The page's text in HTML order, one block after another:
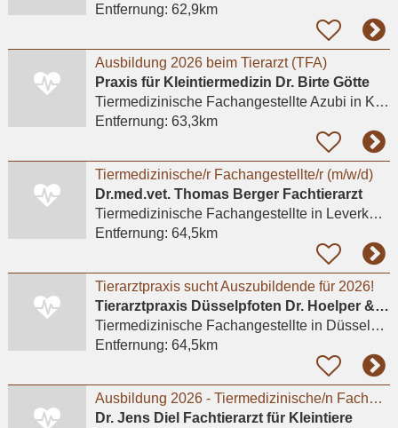
Entfernung: 62,9km
Ausbildung 2026 beim Tierarzt (TFA)
Praxis für Kleintiermedizin Dr. Birte Götte
Tiermedizinische Fachangestellte Azubi in Krefeld
Entfernung: 63,3km
Tiermedizinische/r Fachangestellte/r (m/w/d)
Dr.med.vet. Thomas Berger Fachtierarzt
Tiermedizinische Fachangestelltein Leverkusen, Küppersteg
Entfernung: 64,5km
Tierarztpraxis sucht Auszubildende für 2026!
Tierarztpraxis Düsselpfoten Dr. Hoelper & Dr. Wuchert GbR
Tiermedizinische Fachangestelltein Düsseldorf
Entfernung: 64,5km
Ausbildung 2026 - Tiermedizinische/n Fachangestellte/n (m/w/d)
Dr. Jens Diel Fachtierarzt für Kleintiere